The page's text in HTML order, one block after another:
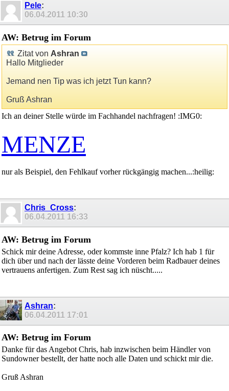
Pele:
06.04.2011 10:30
AW: Betrug im Forum
Zitat von Ashran
Hallo Mitglieder
Jemand nen Tip was ich jetzt Tun kann?
Gruß Ashran
Ich an deiner Stelle würde im Fachhandel nachfragen! :IMG0:
MENZE
nur als Beispiel, den Fehlkauf vorher rückgängig machen...:heilig:
Chris_Cross:
06.04.2011 16:33
AW: Betrug im Forum
Schick mir deine Adresse, oder kommste inne Pfalz? Ich hab 1 für
dich über und nach der lässte deine Vorderen beim Radbauer deines
vertrauens anfertigen. Zum Rest sag ich nüscht.....
Ashran:
06.04.2011 17:01
AW: Betrug im Forum
Danke für das Angebot Chris, hab inzwischen beim Händler von
Sundowner bestellt, der hatte noch alle Daten und schickt mir die.
Gruß Ashran